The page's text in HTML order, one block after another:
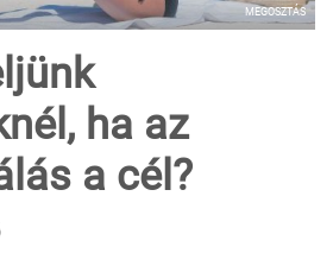
MEGOSZTÁS
ha az
a cél?